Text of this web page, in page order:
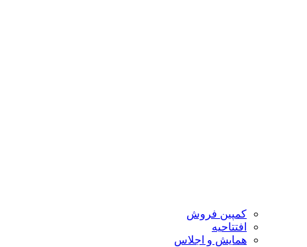
کمپین فروش
افتتاحیه
همایش و اجلاس